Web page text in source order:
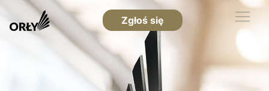
Zgłoś się